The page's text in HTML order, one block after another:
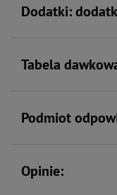
Dodatki:
Tabela
Podmiot
Opinie: